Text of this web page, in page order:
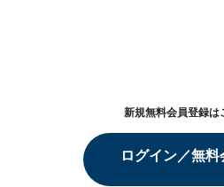
新規無料会員登録は
ログイン／無